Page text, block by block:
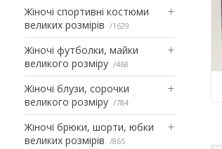
Жіночі спортивні костюми
великих розмірів
1629
Жіночі футболки, майки
великого розміру
468
Жіночі блузи, сорочки
великого розміру
784
Жіночі брюки, шорти, юбки
великих розмірів
865